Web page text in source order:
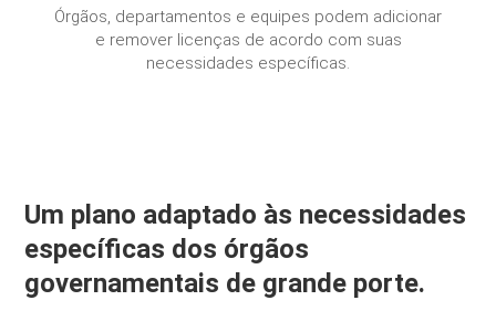
Órgãos, departamentos e equipes podem adicionar
e remover licenças de acordo com suas
necessidades específicas.
Um plano adaptado às necessidades
específicas dos órgãos
governamentais de grande porte.